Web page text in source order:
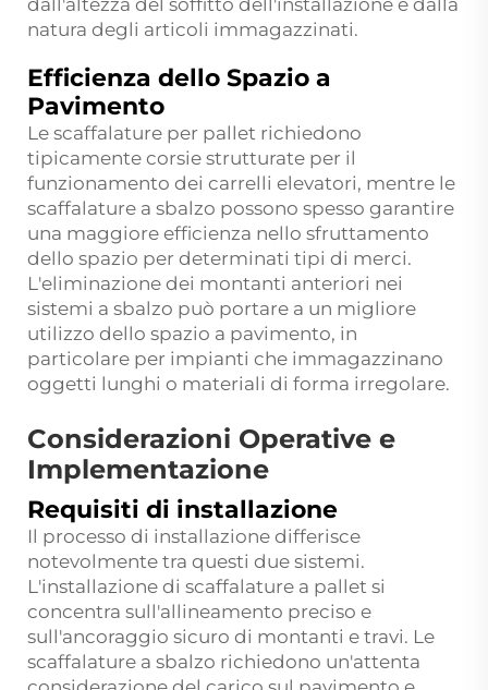
natura degli articoli immagazzinati.
Efficienza dello Spazio a
Pavimento
Le scaffalature per pallet richiedono
tipicamente corsie strutturate per il
funzionamento dei carrelli elevatori, mentre le
scaffalature a sbalzo possono spesso garantire
una maggiore efficienza nello sfruttamento
dello spazio per determinati tipi di merci.
L'eliminazione dei montanti anteriori nei
sistemi a sbalzo può portare a un migliore
utilizzo dello spazio a pavimento, in
particolare per impianti che immagazzinano
oggetti lunghi o materiali di forma irregolare.
Considerazioni Operative e
Implementazione
Requisiti di installazione
Il processo di installazione differisce
notevolmente tra questi due sistemi.
L'installazione di scaffalature a pallet si
concentra sull'allineamento preciso e
sull'ancoraggio sicuro di montanti e travi. Le
scaffalature a sbalzo richiedono un'attenta